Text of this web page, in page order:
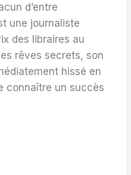
d’entre
une journaliste
des libraires au
rêves secrets, son
hissé en
connaître un succès